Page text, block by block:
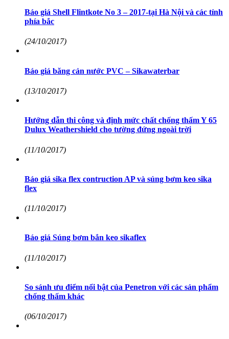
Báo giá Shell Flintkote No 3 – 2017-tại Hà Nội và các tỉnh
phía bắc
(24/10/2017)
Báo giá băng cản nước PVC – Sikawaterbar
(13/10/2017)
Hướng dẫn thi công và định mức chất chống thấm Y 65
Dulux Weathershield cho tường đứng ngoài trời
(11/10/2017)
Báo giá sika flex contruction AP và súng bơm keo sika
flex
(11/10/2017)
Báo giá Súng bơm bắn keo sikaflex
(11/10/2017)
So sánh ưu điểm nổi bật của Penetron với các sản phẩm
chống thấm khác
(06/10/2017)